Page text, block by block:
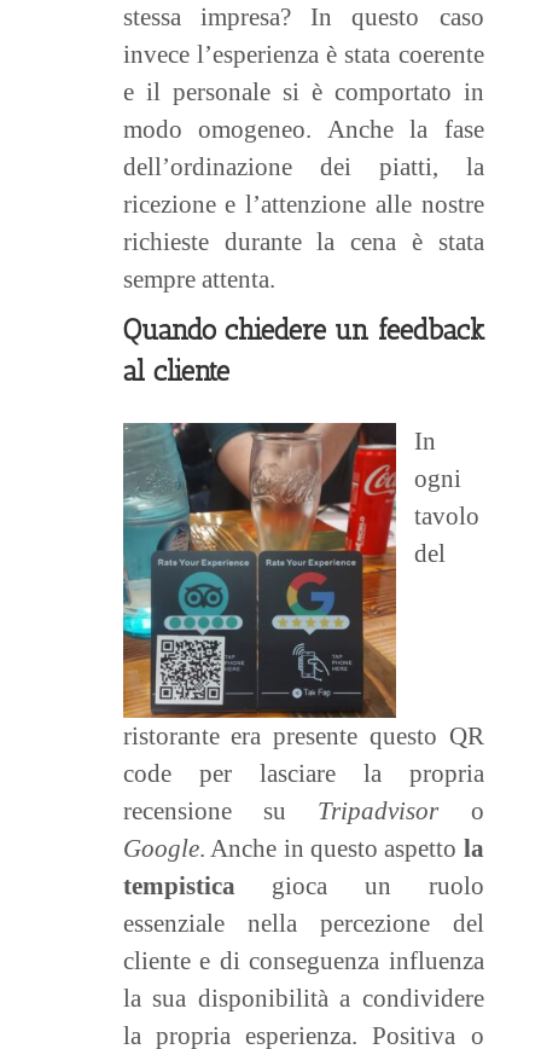
stessa impresa? In questo caso
invece l’esperienza è stata coerente
e il personale si è comportato in
modo omogeneo. Anche la fase
dell’ordinazione dei piatti, la
ricezione e l’attenzione alle nostre
richieste durante la cena è stata
sempre attenta.
Quando chiedere un feedback
al cliente
In
ogni
tavolo
del
ristorante era presente questo QR
code per lasciare la propria
recensione su Tripadvisoro
Google. Anche in questo aspetto la
tempistica gioca un ruolo
essenziale nella percezione del
cliente e di conseguenza influenza
la sua disponibilità a condividere
la propria esperienza. Positiva o